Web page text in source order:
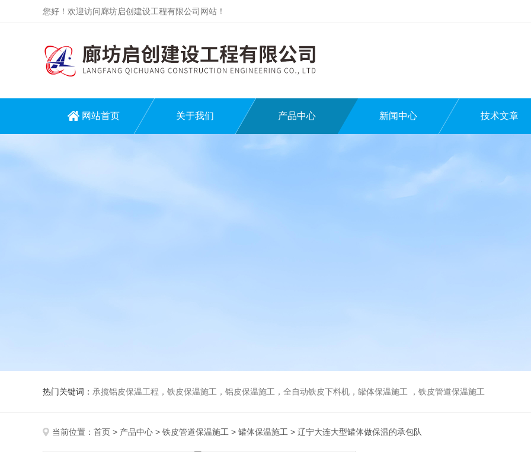
您好！欢迎访问廊坊启创建设工程有限公司网站！
网站首页 关于我们 产品中心 新闻中心 技术文章
热门关键词： 承揽铝皮保温工程，铁皮保温施工，铝皮保温施工，全自动铁皮下料机，罐体保温施工 ，铁皮管道保温施工
当前位置： 首页 > 产品中心 > 铁皮管道保温施工 > 罐体保温施工 > 辽宁大连大型罐体做保温的承包队